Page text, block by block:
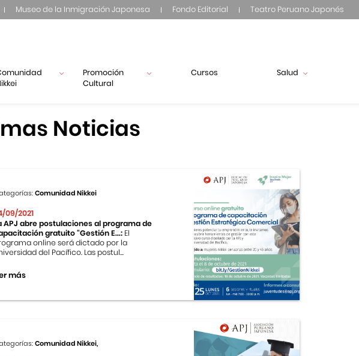
Museo de la Inmigración Japonesa Fondo Editorial Teatro Peruano Japonés
Promoción
Cultural
Cursos Salud
Noticias
Comunidad Nikkei
09/2021
APJ abre postulaciones al programa de
gratuito “Gestión E...: El
online será dictado por la
del Pacífico. Las postul...
más
Comunidad Nikkei,